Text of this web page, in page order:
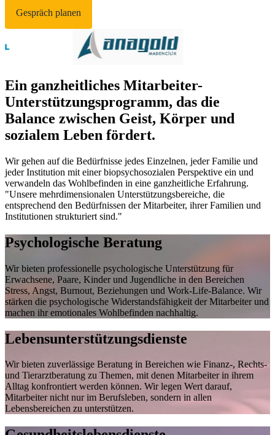
Gespräch planen
Ein ganzheitliches Mitarbeiter-
Unterstützungsprogramm, das die
Balance zwischen Geist, Körper und
sozialem Leben fördert.
Wir gehen auf die Bedürfnisse jedes Einzelnen, jeder Familie und
jeder Institution mit einer biopsychosozialen Perspektive ein und
verwandeln das Wohlbefinden in eine ganzheitliche Erfahrung.
"Unsere mehrdimensionalen Unterstützungsbereiche, die
entsprechend den Bedürfnissen der Mitarbeiter, ihrer Familien und
Institutionen strukturiert sind."
Psychologische Beratung
Wir bieten professionelle psychologische Unterstützung für
Erwachsene, Paare, Kinder und Jugendliche in den Bereichen
Stress, Angst, Burnout, Beziehungen und Work-Life-Balance. Wir
stärken die psychologische Widerstandsfähigkeit der Mitarbeiter und
machen ihr emotionales Wohlbefinden nachhaltig.
Lebensunterstützungsdienste
Wir bieten zuverlässige Beratung in Bereichen wie Finanz-, Rechts-
und Tierarztberatung zu Themen, mit denen Mitarbeiter in ihrem
Alltag konfrontiert werden können. Wir legen Wert darauf,
Mitarbeiter nicht nur im Berufsleben, sondern in allen
Lebensbereichen zu unterstützen.